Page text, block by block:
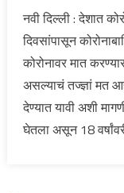
नवी दिल्ली : देशात
दिवसांपासून
कोरोनावर मात
असल्याचं तज्ज्ञां मत
देण्यात यावी अशी
घेतला असून 18